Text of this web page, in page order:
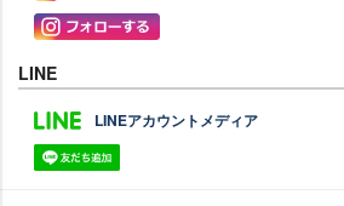
LINE
LINEアカウントメディア